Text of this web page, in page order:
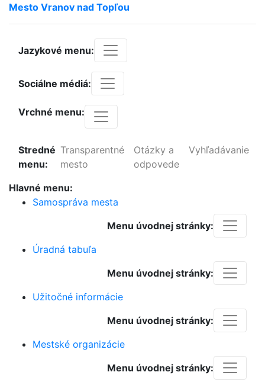
Mesto Vranov nad Topľou
Jazykové menu:
Sociálne médiá:
Vrchné menu:
Stredné
menu:
Transparentné
mesto
Otázky a
odpovede
Vyhľadávanie
Hlavné menu:
Samospráva mesta
Menu úvodnej stránky:
Úradná tabuľa
Menu úvodnej stránky:
Užitočné informácie
Menu úvodnej stránky:
Mestské organizácie
Menu úvodnej stránky: